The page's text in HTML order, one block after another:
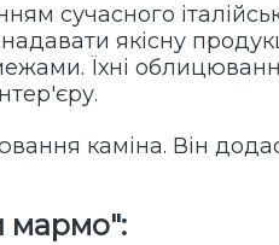
сучасного
якісну
Їхні
каміна. Він
мармо":